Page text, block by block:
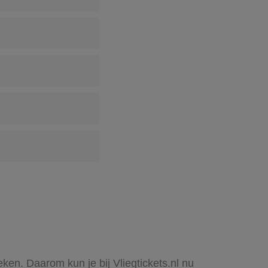
Daarom kun je bij Vliegtickets.nl nu